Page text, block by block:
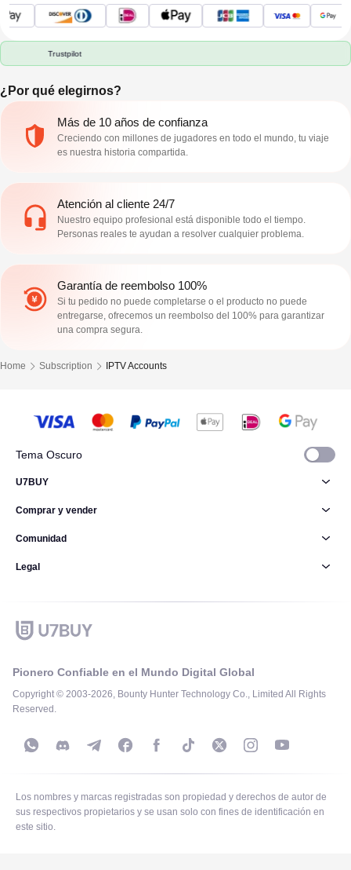
Trustpilot
¿Por qué elegirnos?
Más de 10 años de confianza
Creciendo con millones de jugadores en todo el mundo, tu viaje
es nuestra historia compartida.
Atención al cliente 24/7
Nuestro equipo profesional está disponible todo el tiempo.
Personas reales te ayudan a resolver cualquier problema.
Garantía de reembolso 100%
Si tu pedido no puede completarse o el producto no puede
entregarse, ofrecemos un reembolso del 100% para garantizar
una compra segura.
Home Subscription IPTV Accounts
Tema Oscuro
Pionero Confiable en el Mundo Digital Global
Copyright © 2003-2026, Bounty Hunter Technology Co., Limited All Rights
Reserved.
U7BUY
Comprar y vender
Comunidad
Legal
Los nombres y marcas registradas son propiedad y derechos de autor de
sus respectivos propietarios y se usan solo con fines de identificación en
este sitio.